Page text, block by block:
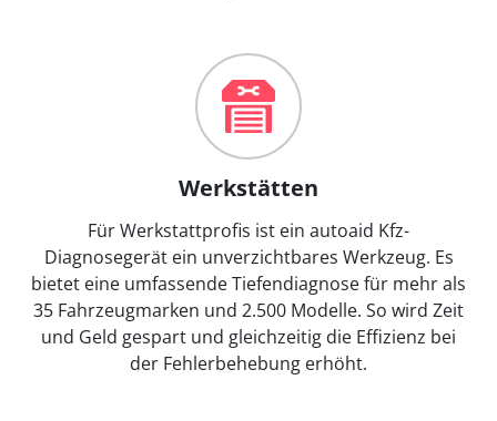
Werkstätten
Für Werkstattprofis ist ein autoaid Kfz-
Diagnosegerät ein unverzichtbares Werkzeug. Es
bietet eine umfassende Tiefendiagnose für mehr als
35 Fahrzeugmarken und 2.500 Modelle. So wird Zeit
und Geld gespart und gleichzeitig die Effizienz bei
der Fehlerbehebung erhöht.